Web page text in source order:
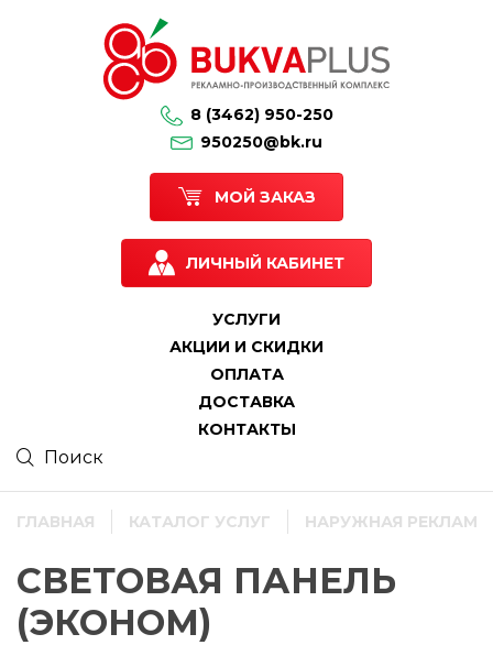
8 (3462) 950-250
950250@bk.ru
МОЙ ЗАКАЗ
ЛИЧНЫЙ КАБИНЕТ
УСЛУГИ
АКЦИИ И СКИДКИ
ОПЛАТА
ДОСТАВКА
КОНТАКТЫ
ГЛАВНАЯ КАТАЛОГ УСЛУГ НАРУЖНАЯ РЕКЛАМА
СВЕТОВАЯ ПАНЕЛЬ
(ЭКОНОМ)